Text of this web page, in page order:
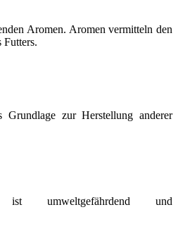
Aromen. Aromen vermitteln den
Futters.
Grundlage zur Herstellung anderer
ist umweltgefährdend und